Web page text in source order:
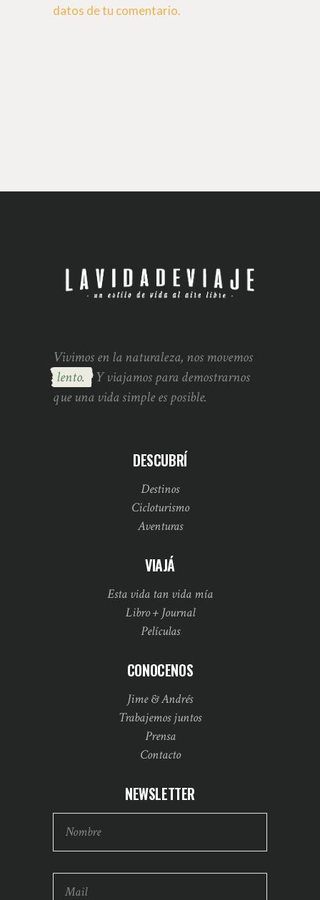
datos de tu comentario.
Vivimos en la naturaleza, nos movemos
lento. Y viajamos para demostrarnos
que una vida simple es posible.
DESCUBRÍ
Destinos
Cicloturismo
Aventuras
VIAJÁ
Esta vida tan vida mía
Libro + Journal
Películas
CONOCENOS
Jime & Andrés
Trabajemos juntos
Prensa
Contacto
NEWSLETTER